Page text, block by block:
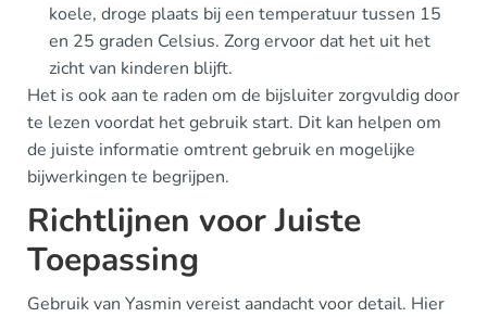
koele, droge plaats bij een temperatuur tussen 15
en 25 graden Celsius. Zorg ervoor dat het uit het
zicht van kinderen blijft.
Het is ook aan te raden om de bijsluiter zorgvuldig door
te lezen voordat het gebruik start. Dit kan helpen om
de juiste informatie omtrent gebruik en mogelijke
bijwerkingen te begrijpen.
Richtlijnen voor Juiste
Toepassing
Gebruik van Yasmin vereist aandacht voor detail. Hier